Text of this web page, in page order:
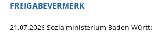
FREIGABEVERMERK
21.07.2026 Sozialministerium Baden-